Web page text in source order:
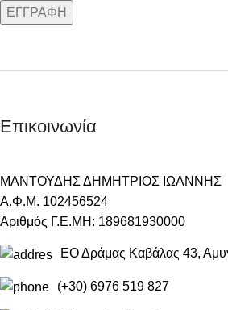
Επικοινωνία
ΜΑΝΤΟΥΔΗΣ ΔΗΜΗΤΡΙΟΣ ΙΩΑΝΝΗΣ
Α.Φ.Μ. 102456524
Αριθμός Γ.Ε.ΜΗ: 189681930000
ΕΟ Δράμας Καβάλας 43,
(+30) 6976 519 827